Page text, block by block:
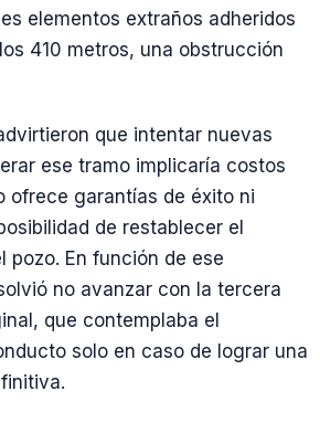
elementos extraños adheridos
410 metros, una obstrucción
que intentar nuevas
ese tramo implicaría costos
ofrece garantías de éxito ni
de restablecer el
pozo. En función de ese
no avanzar con la tercera
que contemplaba el
solo en caso de lograr una